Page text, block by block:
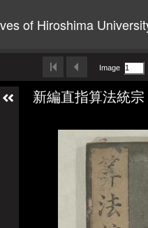
of Hiroshima